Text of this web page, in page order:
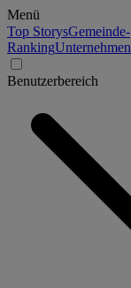
Menü
Top StorysGemeinde-
RankingUnternehmen
Benutzerbereich